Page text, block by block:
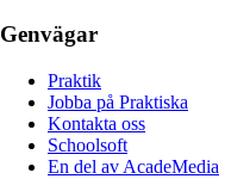
Genvägar
Praktik
Jobba på Praktiska
Kontakta oss
Schoolsoft
En del av AcadeMedia